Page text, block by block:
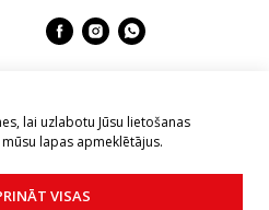
Mājaslapas izstrāde no INKMEDIA
lai uzlabotu Jūsu lietošanas
lapas apmeklētājus.
VISAS